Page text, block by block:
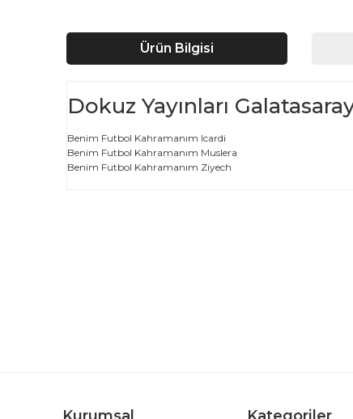
Ürün Bilgisi
Dokuz Yayınları
Benim Futbol Kahramanım Icardi
Benim Futbol Kahramanım Muslera
Benim Futbol Kahramanım Ziyech